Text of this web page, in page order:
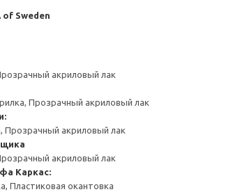
Sweden
акриловый лак
Прозрачный акриловый лак
Прозрачный акриловый лак
акриловый лак
Каркас:
Пластиковая окантовка